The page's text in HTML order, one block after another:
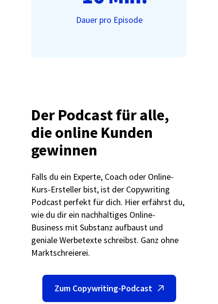
Dauer pro Episode
Der Podcast für alle,
die online Kunden
gewinnen
Falls du ein Experte, Coach oder Online-
Kurs-Ersteller bist, ist der Copywriting
Podcast perfekt für dich. Hier erfährst du,
wie du dir ein nachhaltiges Online-
Business mit Substanz aufbaust und
geniale Werbetexte schreibst. Ganz ohne
Marktschreierei.
Zum Copywriting-Podcast